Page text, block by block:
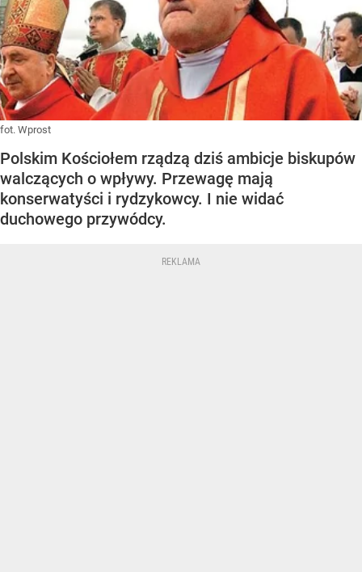
fot. Wprost
Polskim Kościołem rządzą dziś ambicje biskupów
walczących o wpływy. Przewagę mają
konserwatyści i rydzykowcy. I nie widać
duchowego przywódcy.